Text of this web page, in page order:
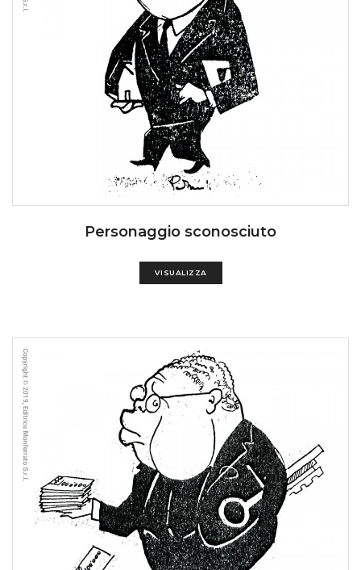
Personaggio sconosciuto
VISUALIZZA